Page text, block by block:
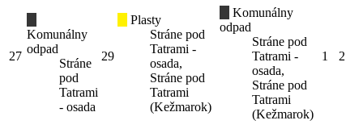
27
Komunálny
odpad
Stráne
pod
Tatrami
- osada
29
Plasty
Stráne pod
Tatrami -
osada,
Stráne pod
Tatrami
(Kežmarok)
Komunálny
odpad
Stráne pod
Tatrami -
osada,
Stráne pod
Tatrami
(Kežmarok)
1 2